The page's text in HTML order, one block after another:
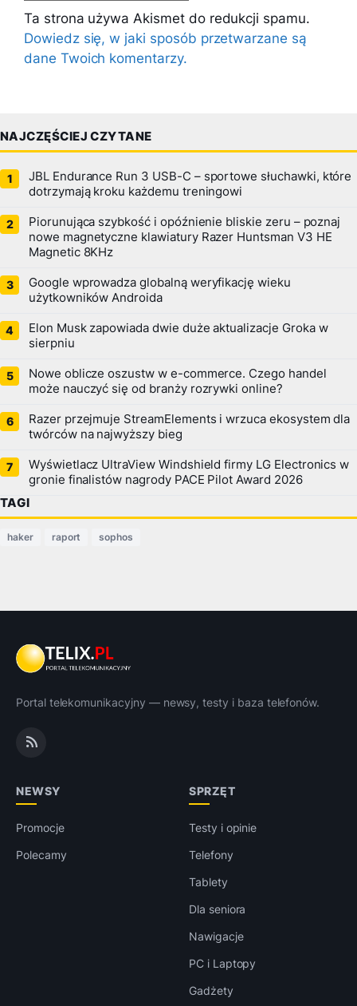
Ta strona używa Akismet do redukcji spamu.
Dowiedz się, w jaki sposób przetwarzane są
dane Twoich komentarzy.
NAJCZĘŚCIEJ CZYTANE
JBL Endurance Run 3 USB-C – sportowe słuchawki, które
dotrzymają kroku każdemu treningowi
Piorunująca szybkość i opóźnienie bliskie zeru – poznaj
nowe magnetyczne klawiatury Razer Huntsman V3 HE
Magnetic 8KHz
Google wprowadza globalną weryfikację wieku
użytkowników Androida
Elon Musk zapowiada dwie duże aktualizacje Groka w
sierpniu
Nowe oblicze oszustw w e-commerce. Czego handel
może nauczyć się od branży rozrywki online?
Razer przejmuje StreamElements i wrzuca ekosystem dla
twórców na najwyższy bieg
Wyświetlacz UltraView Windshield firmy LG Electronics w
gronie finalistów nagrody PACE Pilot Award 2026
TAGI
haker raport sophos
Portal telekomunikacyjny — newsy, testy i baza telefonów.
NEWSY
Promocje
Polecamy
SPRZĘT
Testy i opinie
Telefony
Tablety
Dla seniora
Nawigacje
PC i Laptopy
Gadżety